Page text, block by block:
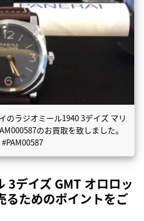
のラジオミール1940 3デイズ マリ
のお買取を致しました。
3デイズ GMT オロロッ
るためのポイントをご